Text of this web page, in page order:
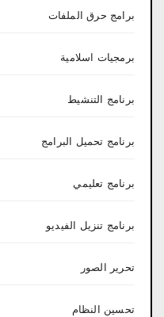
برامج حرق الملفات
برمجيات اسلامية
برنامج التنشيط
برنامج تحميل البرامج
برنامج تعليمي
برنامج تنزيل الفيديو
تحرير الصور
تحسين النظام